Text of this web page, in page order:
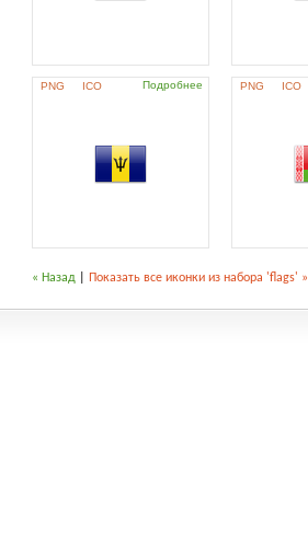
PNG ICO Подробнее PNG ICO
« Назад Показать все иконки из набора 'flags' »